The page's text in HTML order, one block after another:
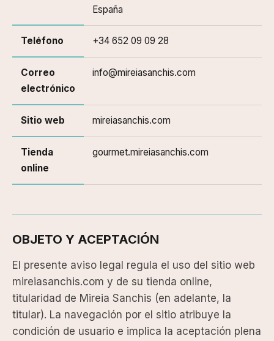
España
Teléfono +34 652 09 09 28
Correo
electrónico
info@mireiasanchis.com
Sitio web mireiasanchis.com
Tienda
online
gourmet.mireiasanchis.com
OBJETO Y ACEPTACIÓN
El presente aviso legal regula el uso del sitio web
mireiasanchis.com y de su tienda online,
titularidad de Mireia Sanchis (en adelante, la
titular). La navegación por el sitio atribuye la
condición de usuario e implica la aceptación plena